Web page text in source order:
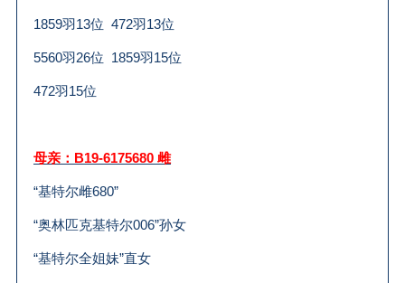
1859羽13位 472羽13位
5560羽26位 1859羽15位
472羽15位
母亲： B19-6175680 雌
“基特尔雌680”
“奥林匹克基特尔006”孙女
“基特尔全姐妹”直女